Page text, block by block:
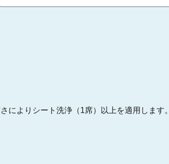
よりシート洗浄（1席）以上を適用します。